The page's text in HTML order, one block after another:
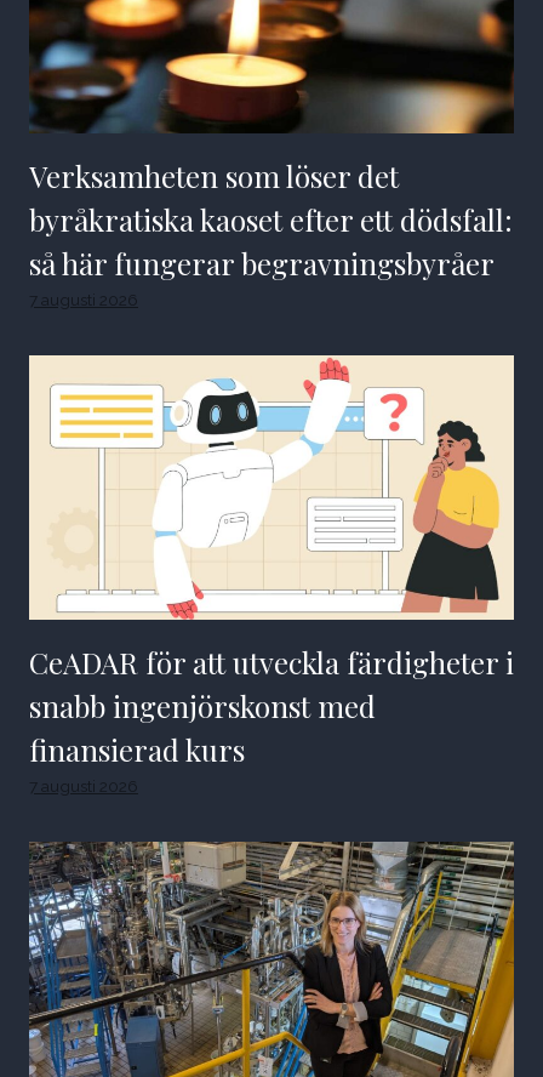
Verksamheten som löser det
byråkratiska kaoset efter ett dödsfall:
så här fungerar begravningsbyråer
7 augusti 2026
CeADAR för att utveckla färdigheter i
snabb ingenjörskonst med
finansierad kurs
7 augusti 2026